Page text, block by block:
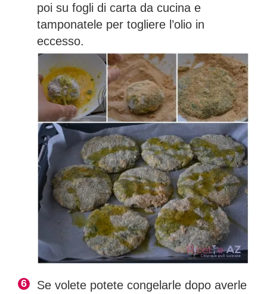
poi su fogli di carta da cucina e
tamponatele per togliere l’olio in
eccesso.
Se volete potete congelarle dopo averle